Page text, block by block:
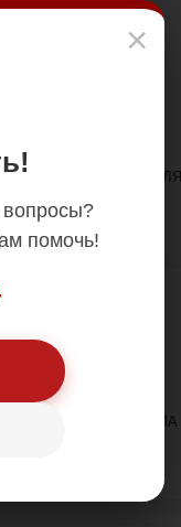
×
помочь!
ЭЛЕКТРИКА ДВИГАТЕЛЯ
ВЫПУСКНАЯ СИСТЕМА